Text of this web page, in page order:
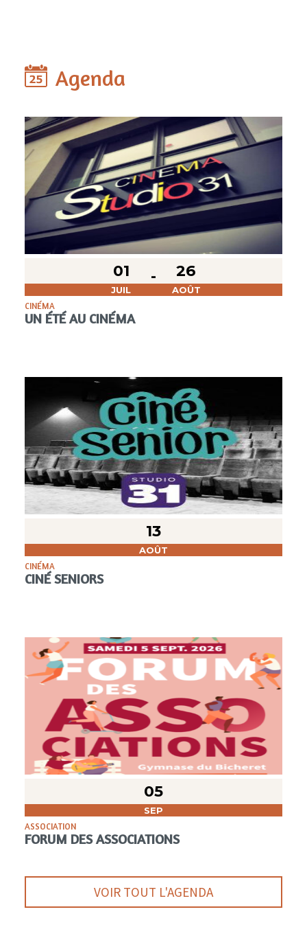
Agenda
01
JUIL
26
AOÛT
CINÉMA
UN ÉTÉ AU CINÉMA
13
AOÛT
CINÉMA
CINÉ SENIORS
05
SEP
ASSOCIATION
FORUM DES ASSOCIATIONS
VOIR TOUT L'AGENDA